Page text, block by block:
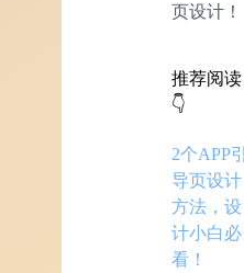
页设计！
推荐阅读
👇
2个APP引
导页设计
方法，设
计小白必
看！